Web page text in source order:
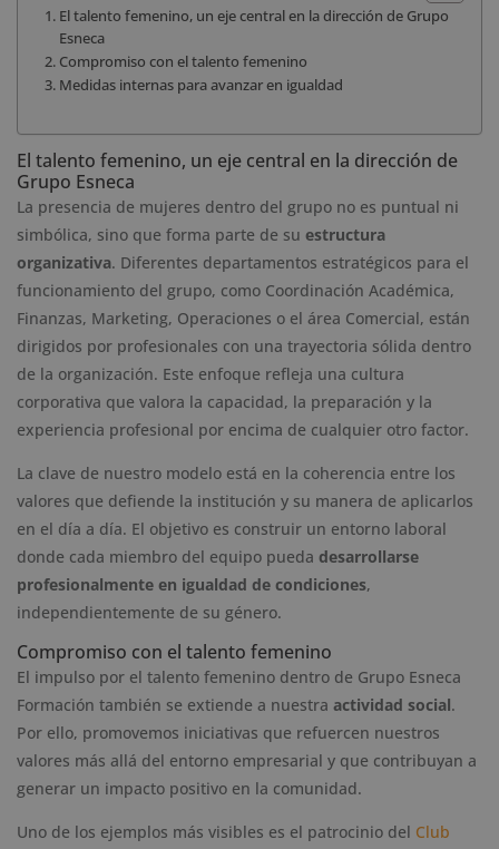
El talento femenino, un eje central en la dirección de Grupo
Esneca
Compromiso con el talento femenino
Medidas internas para avanzar en igualdad
El talento femenino, un eje central en la dirección de
Grupo Esneca
La presencia de mujeres dentro del grupo no es puntual ni
simbólica, sino que forma parte de su estructura
organizativa. Diferentes departamentos estratégicos para el
funcionamiento del grupo, como Coordinación Académica,
Finanzas, Marketing, Operaciones o el área Comercial, están
dirigidos por profesionales con una trayectoria sólida dentro
de la organización. Este enfoque refleja una cultura
corporativa que valora la capacidad, la preparación y la
experiencia profesional por encima de cualquier otro factor.
La clave de nuestro modelo está en la coherencia entre los
valores que defiende la institución y su manera de aplicarlos
en el día a día. El objetivo es construir un entorno laboral
donde cada miembro del equipo pueda desarrollarse
profesionalmente en igualdad de condiciones,
independientemente de su género.
Compromiso con el talento femenino
El impulso por el talento femenino dentro de Grupo Esneca
Formación también se extiende a nuestra actividad social.
Por ello, promovemos iniciativas que refuercen nuestros
valores más allá del entorno empresarial y que contribuyan a
generar un impacto positivo en la comunidad.
Uno de los ejemplos más visibles es el patrocinio del Club